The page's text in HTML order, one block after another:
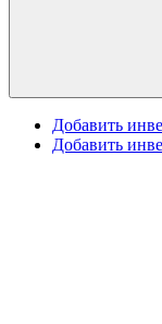
Добавить
Добавить